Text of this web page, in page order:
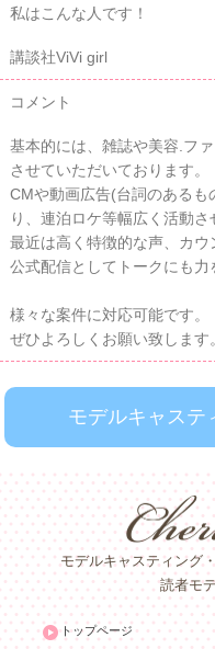
私はこんな人です！
講談社ViVi girl
コメント
基本的には、雑誌や美容.フ
させていただいております。
CMや動画広告(台詞のある
り、連泊ロケ等幅広く活動
最近は高く特徴的な声、カ
公式配信としてトークにも力
様々な案件に対応可能です。
ぜひよろしくお願い致します。
モデルキャステ
モデルキャスティング
読者モ
トップページ